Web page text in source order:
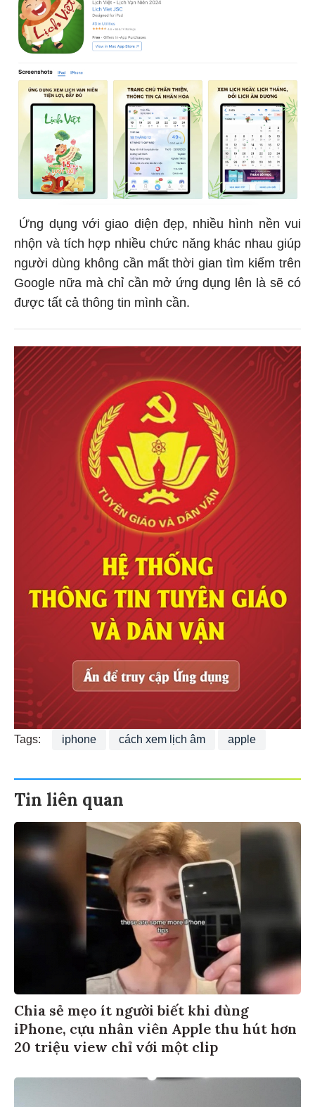
Ứng dụng với giao diện đẹp, nhiều hình nền vui
nhộn và tích hợp nhiều chức năng khác nhau giúp
người dùng không cần mất thời gian tìm kiếm trên
Google nữa mà chỉ cần mở ứng dụng lên là sẽ có
được tất cả thông tin mình cần.
Tags: iphone cách xem lịch âm apple
Tin liên quan
Chia sẻ mẹo ít người biết khi dùng
iPhone, cựu nhân viên Apple thu hút hơn
20 triệu view chỉ với một clip